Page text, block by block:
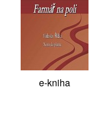
e-kniha